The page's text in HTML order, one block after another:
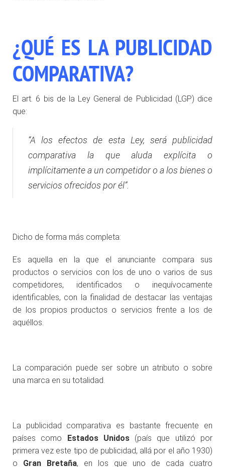
¿QUÉ ES LA PUBLICIDAD
COMPARATIVA?
El art. 6 bis de la Ley General de Publicidad (LGP) dice
que:
“A los efectos de esta Ley, será publicidad
comparativa la que aluda explícita o
implícitamente a un competidor o a los bienes o
servicios ofrecidos por él”.
Dicho de forma más completa:
Es aquella en la que el anunciante compara sus
productos o servicios con los de uno o varios de sus
competidores, identificados o inequívocamente
identificables, con la finalidad de destacar las ventajas
de los propios productos o servicios frente a los de
aquéllos.
La comparación puede ser sobre un atributo o sobre
una marca en su totalidad.
La publicidad comparativa es bastante frecuente en
países como
Estados Unidos(país que utilizó por
primera vez este tipo de publicidad, allá por el año 1930)
o Gran Bretaña, en los que uno de cada cuatro